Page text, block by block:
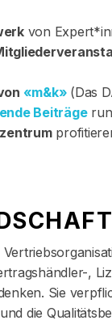
von
«m&k» (Das
Beiträge
,
Sie
die